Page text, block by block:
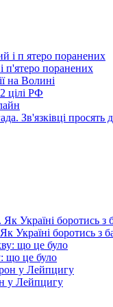
п'ятеро поранених
на Волині
цілі РФ
Зв'язківці просять
Україні боротись з
що це було
у Лейпцигу